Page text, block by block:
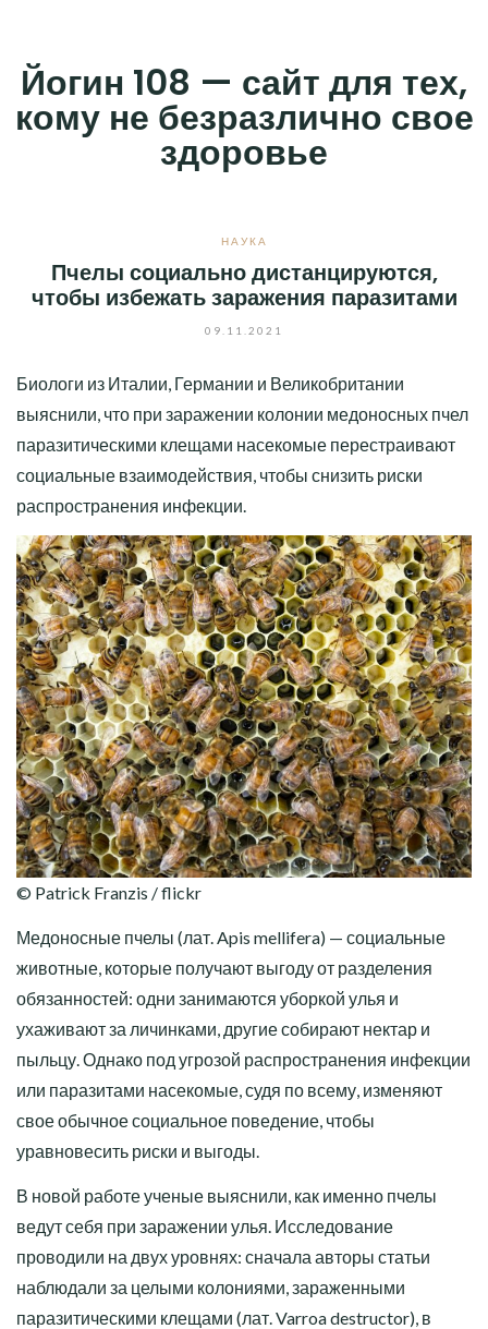
content
Йогин 108 — сайт для тех,
кому не безразлично свое
здоровье
НАУКА
Пчелы социально дистанцируются,
чтобы избежать заражения паразитами
09.11.2021
Биологи из Италии, Германии и Великобритании
выяснили, что при заражении колонии медоносных пчел
паразитическими клещами насекомые перестраивают
социальные взаимодействия, чтобы снизить риски
распространения инфекции.
© Patrick Franzis / flickr
Медоносные пчелы (лат. Apis mellifera) — социальные
животные, которые получают выгоду от разделения
обязанностей: одни занимаются уборкой улья и
ухаживают за личинками, другие собирают нектар и
пыльцу. Однако под угрозой распространения инфекции
или паразитами насекомые, судя по всему, изменяют
свое обычное социальное поведение, чтобы
уравновесить риски и выгоды.
В новой работе ученые выяснили, как именно пчелы
ведут себя при заражении улья. Исследование
проводили на двух уровнях: сначала авторы статьи
наблюдали за целыми колониями, зараженными
паразитическими клещами (лат. Varroa destructor), в